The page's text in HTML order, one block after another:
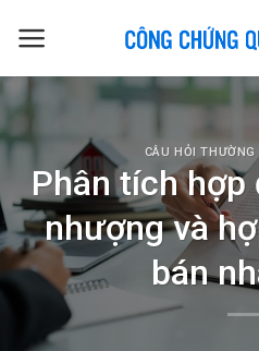
CÂU HỎI THƯỜNG
Phân tích hợp
nhượng và
bán